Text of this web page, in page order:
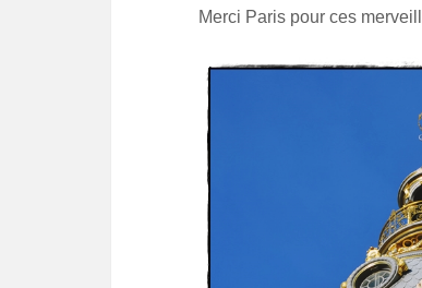
Merci Paris pour ces